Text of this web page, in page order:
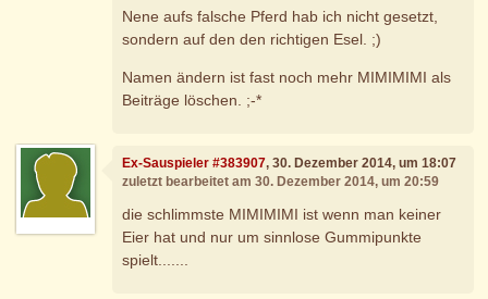
Nene aufs falsche Pferd hab ich nicht gesetzt,
sondern auf den den richtigen Esel. ;)
Namen ändern ist fast noch mehr MIMIMIMI als
Beiträge löschen. ;-*
Ex-Sauspieler #383907, 30. Dezember 2014, um 18:07
zuletzt bearbeitet am 30. Dezember 2014, um 20:59
die schlimmste MIMIMIMI ist wenn man keiner
Eier hat und nur um sinnlose Gummipunkte
spielt.......